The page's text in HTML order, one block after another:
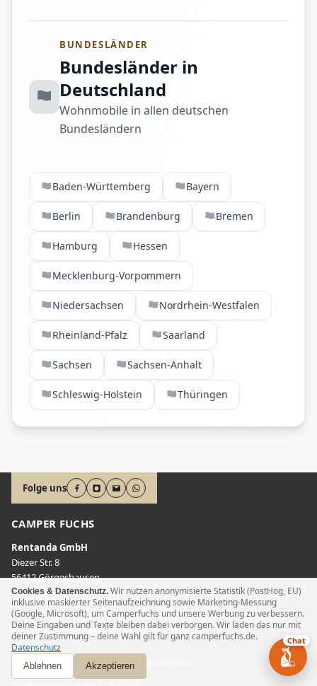
BUNDESLÄNDER
Bundesländer in
Deutschland
Wohnmobile in allen deutschen
Bundesländern
Baden-Württemberg Bayern
Berlin Brandenburg Bremen
Hamburg Hessen
Mecklenburg-Vorpommern
Niedersachsen Nordrhein-Westfalen
Rheinland-Pfalz Saarland
Sachsen Sachsen-Anhalt
Schleswig-Holstein Thüringen
Folge uns
CAMPER FUCHS
Rentanda GmbH
Diezer Str. 8
56412 Görgeshausen
10 Jahre Camperfuchs
Seit 2016 am Markt. Wir vermitteln ausschließlich geprüfte
gewerbliche Vermieter, keine Privatvermietung.
Wir sind gerne behilflich! Sie erreichen uns:
Cookies & Datenschutz. Wir nutzen anonymisierte Statistik (PostHog, EU)
inklusive maskierter Seitenaufzeichnung sowie Marketing-Messung
(Google, Microsoft), um Camperfuchs und unsere Werbung zu verbessern.
Deine Eingaben und Texte bleiben dabei verborgen. Wir laden das nur mit
deiner Zustimmung – deine Wahl gilt für ganz camperfuchs.de.
Datenschutz
Ablehnen Akzeptieren
Chat